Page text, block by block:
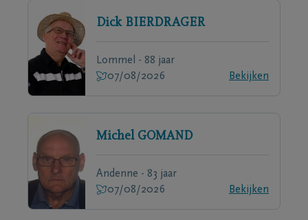
Dick BIERDRAGER
Lommel - 88 jaar
07/08/2026
Bekijken
Michel GOMAND
Andenne - 83 jaar
07/08/2026
Bekijken